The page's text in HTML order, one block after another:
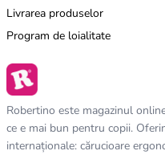
Livrarea produselor
Program de loialitate
Robertino este magazinul
ce e mai bun pentru copii.
internaționale: cărucioare